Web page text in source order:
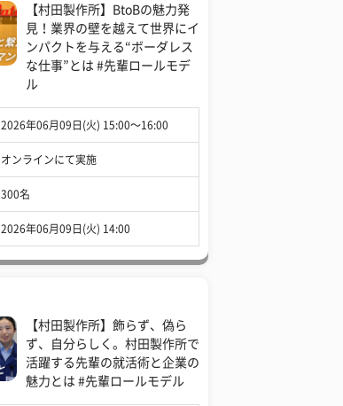
【村田製作所】BtoBの魅力発
見！業界の壁を越えて世界にイ
ンパクトを与える“ボーダレス
な仕事”とは #先輩ロールモデ
ル
2026年06月09日(火) 15:00〜16:00
オンラインにて実施
300名
2026年06月09日(火) 14:00
【村田製作所】飾らず、偽ら
ず、自分らしく。村田製作所で
活躍する先輩の就活術と企業の
魅力とは #先輩ロールモデル